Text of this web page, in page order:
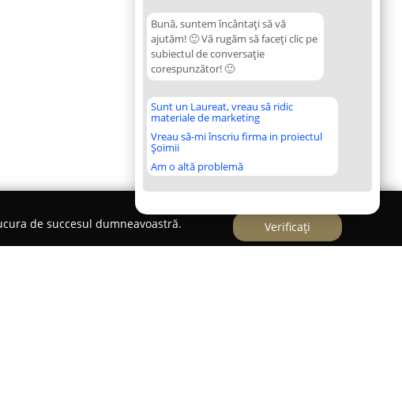
Bună, suntem încântați să vă
ajutăm! 🙂 Vă rugăm să faceți clic pe
subiectul de conversație
corespunzător! 🙂
Sunt un Laureat, vreau să ridic
materiale de marketing
Vreau să-mi înscriu firma in proiectul
Șoimii
Am o altă problemă
de succesul dumneavoastră.
Verificați